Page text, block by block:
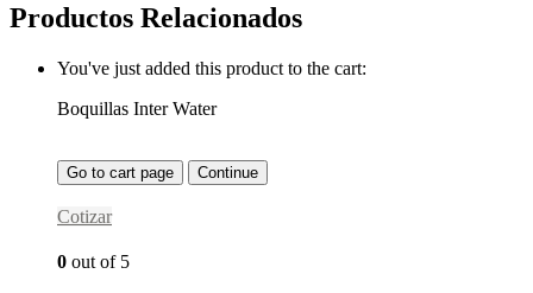
Productos Relacionados
You've just added this product to the cart:
Boquillas Inter Water
Go to cart page Continue
Cotizar
0 out of 5